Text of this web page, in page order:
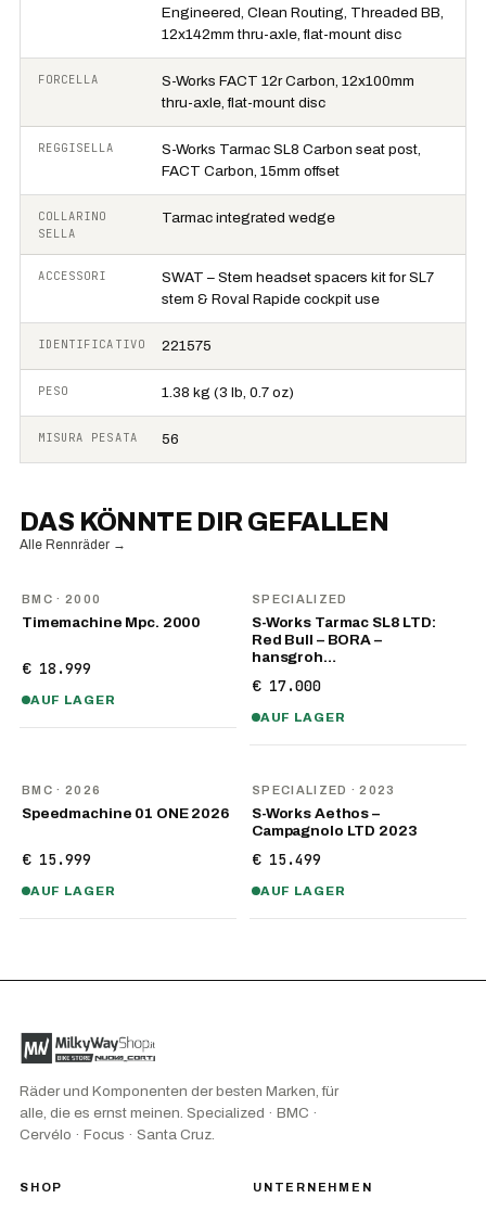
Engineered, Clean Routing, Threaded BB,
12x142mm thru-axle, flat-mount disc
FORCELLA
S-Works FACT 12r Carbon, 12x100mm
thru-axle, flat-mount disc
REGGISELLA
S-Works Tarmac SL8 Carbon seat post,
FACT Carbon, 15mm offset
COLLARINO
SELLA
Tarmac integrated wedge
ACCESSORI
SWAT – Stem headset spacers kit for SL7
stem & Roval Rapide cockpit use
IDENTIFICATIVO 221575
PESO 1.38 kg (3 lb, 0.7 oz)
MISURA PESATA 56
DAS KÖNNTE DIR GEFALLEN
Alle Rennräder →
BMC · 2000
Timemachine Mpc. 2000
€ 18.999
AUF LAGER
SPECIALIZED
S-Works Tarmac SL8 LTD:
Red Bull – BORA –
hansgroh…
€ 17.000
AUF LAGER
BMC · 2026
Speedmachine 01 ONE 2026
€ 15.999
AUF LAGER
SPECIALIZED · 2023
S-Works Aethos –
Campagnolo LTD 2023
€ 15.499
AUF LAGER
Räder und Komponenten der besten Marken, für
alle, die es ernst meinen. Specialized · BMC ·
Cervélo · Focus · Santa Cruz.
SHOP UNTERNEHMEN